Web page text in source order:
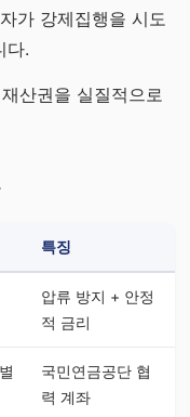
가 강제집행을 시도
다.
산권을 실질적으로
특징
압류 방지 + 안정
적 금리
국민연금공단 협
력 계좌